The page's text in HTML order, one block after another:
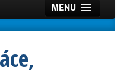
MENU